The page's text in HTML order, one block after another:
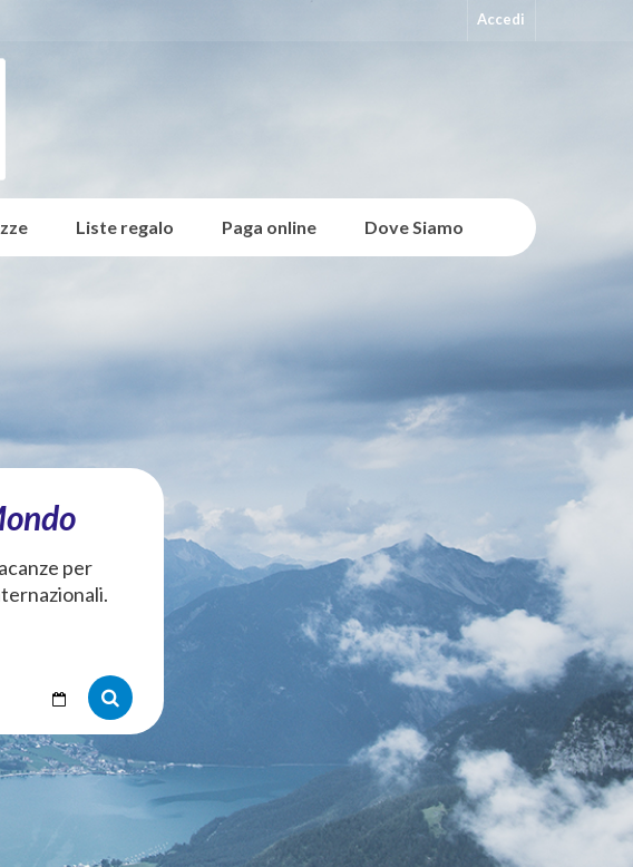
Accedi
Liste regalo Paga online Dove Siamo
per